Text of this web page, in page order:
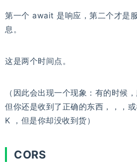
第一个 await 是响应，第二个才是
息。
这是两个时间点。
（因此会出现一个现象：有的时候
但你还是收到了正确的东西，，，
K ，但是你却没收到货）
CORS